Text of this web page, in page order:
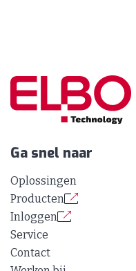
Ga snel naar
Oplossingen
Producten
Inloggen
Service
Contact